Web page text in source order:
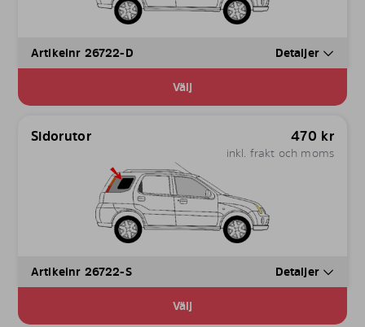
Artikelnr 26722-D Detaljer
Välj
Sidorutor 470 kr
inkl. frakt och moms
Artikelnr 26722-S Detaljer
Välj